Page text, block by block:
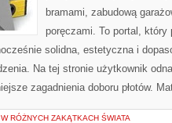
bramami, zabudową
poręczami. To portal, który
solidna, estetyczna i
Na tej stronie użytkownik
zagadnienia doboru płotów.
RÓŻNYCH ZAKĄTKACH ŚWIATA